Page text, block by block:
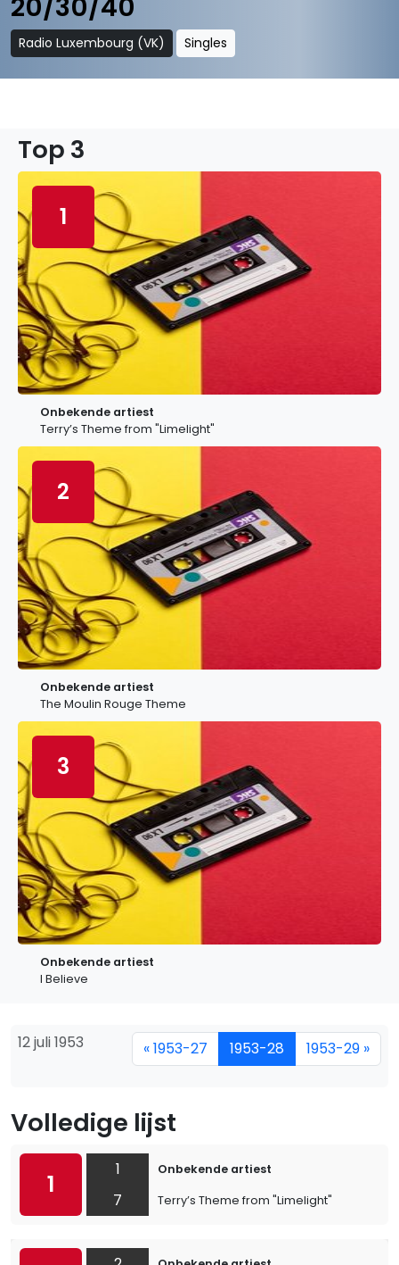
20/30/40
Radio Luxembourg (VK) Singles
Top 3
1
Onbekende artiest
Terry’s Theme from "Limelight"
2
Onbekende artiest
The Moulin Rouge Theme
3
Onbekende artiest
I Believe
12 juli 1953 « 1953-27 1953-28 1953-29 »
Volledige lijst
1
1
7
Onbekende artiest
Terry’s Theme from "Limelight"